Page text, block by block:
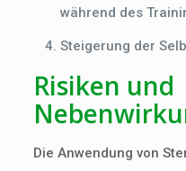
während des
Steigerung der
Risiken und
Die Anwendung von